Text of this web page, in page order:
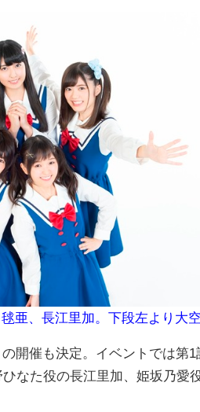
亜、長江里加。下段左より大
開催も決定。イベントでは第1
なた役の長江里加、姫坂乃愛